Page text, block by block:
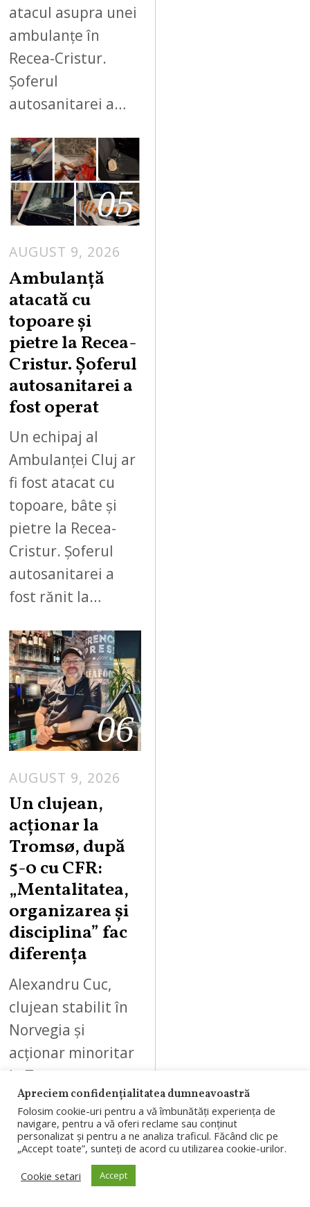
atacul asupra unei
ambulanțe în
Recea-Cristur.
Șoferul
autosanitarei a…
05
AUGUST 9, 2026
Ambulanță
atacată cu
topoare și
pietre la Recea-
Cristur. Șoferul
autosanitarei a
fost operat
Un echipaj al
Ambulanței Cluj ar
fi fost atacat cu
topoare, bâte și
pietre la Recea-
Cristur. Șoferul
autosanitarei a
fost rănit la…
06
AUGUST 9, 2026
Un clujean,
acționar la
Tromsø, după
5-0 cu CFR:
„Mentalitatea,
organizarea și
disciplina” fac
diferența
Alexandru Cuc,
clujean stabilit în
Norvegia și
acționar minoritar
la Tromsø, a
analizat victoria cu
5-0 în fața CFR Cluj
și diferențele…
Apreciem confidențialitatea dumneavoastră
Folosim cookie-uri pentru a vă îmbunătăți experiența de
navigare, pentru a vă oferi reclame sau conținut
personalizat și pentru a ne analiza traficul. Făcând clic pe
„Accept toate”, sunteți de acord cu utilizarea cookie-urilor.
Cookie setari
Accept